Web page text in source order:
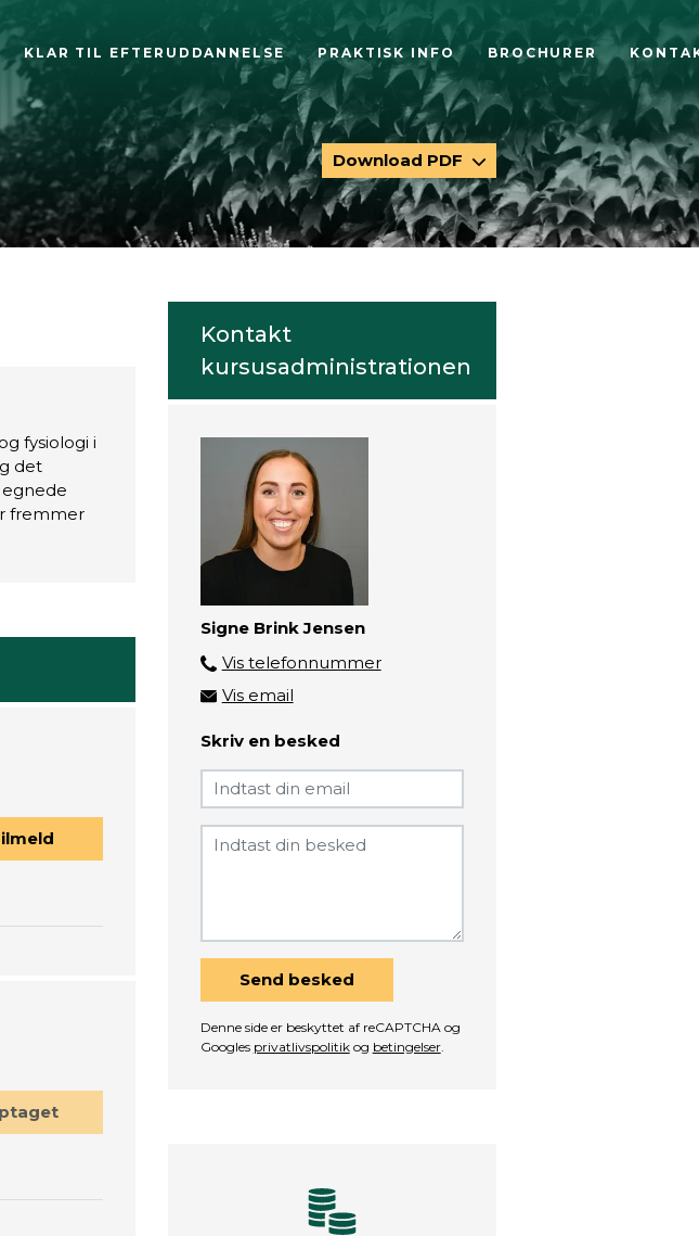
KLAR TIL EFTERUDDANNELSE PRAKTISK INFO BROCHURER
Download PDF
fysiologi i
det
fremmer
Kontakt
kursusadministrationen
Signe Brink Jensen
Vis telefonnummer
3193 5637
Vis email
sije@zbc.dk
Skriv en besked
Send besked
Denne side er beskyttet af reCAPTCHA og
Googles privatlivspolitikog betingelser.